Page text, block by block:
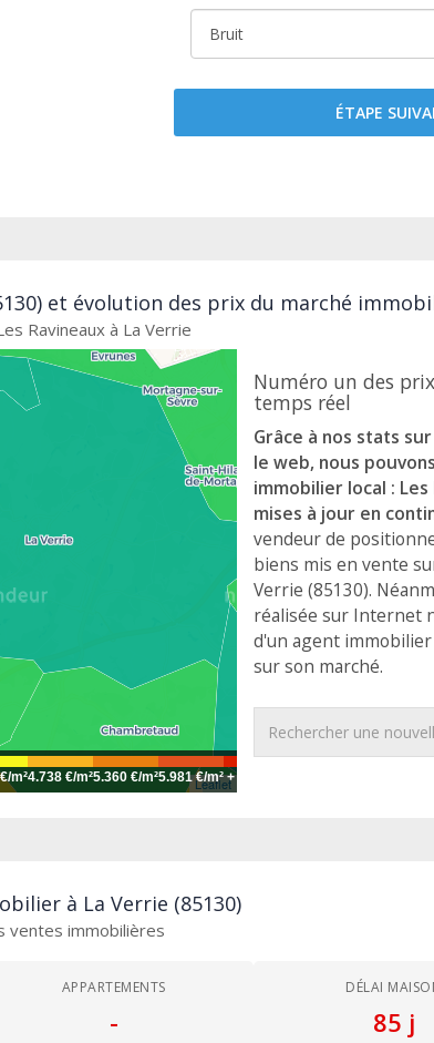
ÉTAPE
et évolution des prix du marché
Ravineaux à La Verrie
Leaflet
m²4.738 €/m²5.360 €/m²5.981 €/m²+
Numéro un des
temps réel
Grâce à nos stats
le web, nous
immobilier local : Les
mises à jour en
vendeur de
biens mis en vente
Verrie (85130).
réalisée sur Internet
d'un agent
sur son marché.
à La Verrie (85130)
ventes immobilières
APPARTEMENTS
-
DÉLAI
85 j